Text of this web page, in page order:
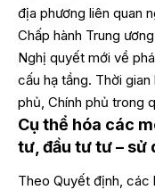
địa phương liên quan
Chấp hành Trung
Nghị quyết mới về
cấu hạ tầng. Thời
phủ, Chính phủ trong
Cụ thể hóa các
tư, đầu tư tư – sử
Theo Quyết định, các